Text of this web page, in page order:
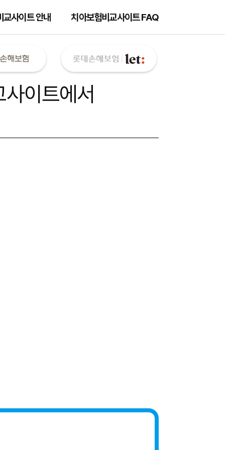
교사이트 안내 치아보험비교사이트 FAQ
사이트에서